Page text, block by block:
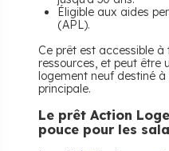
Éligible aux aides
(APL).
Ce prêt est accessible
ressources, et peut être
logement neuf destiné
principale.
Le prêt Action
pouce pour les